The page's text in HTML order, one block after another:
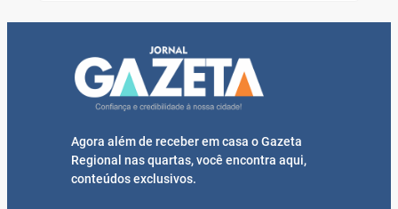
Agora além de receber em casa o Gazeta
Regional nas quartas, você encontra aqui,
conteúdos exclusivos.